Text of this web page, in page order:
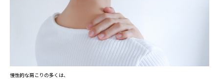
慢性的な肩こりの多くは、